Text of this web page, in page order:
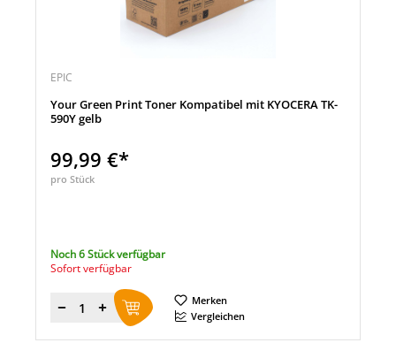
EPIC
Your Green Print Toner Kompatibel mit KYOCERA TK-
590Y gelb
99,99 €*
pro Stück
Noch 6 Stück verfügbar
Sofort verfügbar
Menge
Merken
Vergleichen